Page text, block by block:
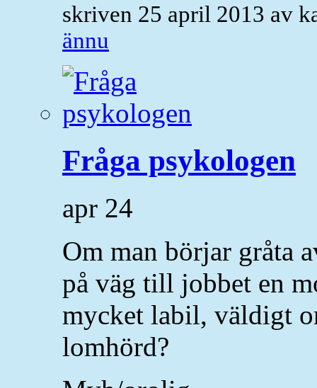
skriven 25 april 2013 av
ännu
Fråga psykologen
apr 24
Om man börjar gråta
på väg till jobbet en
mycket labil, väldigt
lomhörd?